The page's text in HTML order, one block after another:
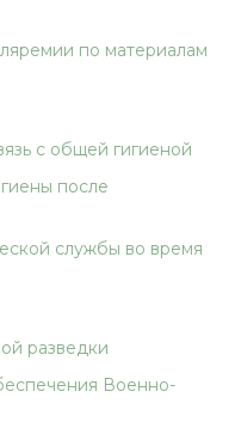
по материалам
с общей гигиеной
после
службы во время
разведки
Военно-